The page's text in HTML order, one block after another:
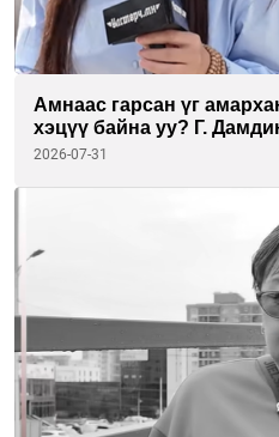
Амнаас гарсан үг
хэцүү байна уу? Г.
2026-07-31